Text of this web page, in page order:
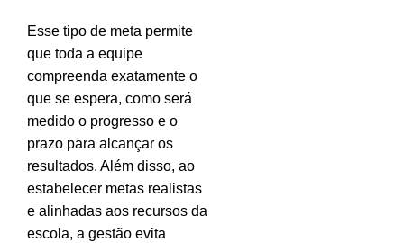
Esse tipo de meta permite
que toda a equipe
compreenda exatamente o
que se espera, como será
medido o progresso e o
prazo para alcançar os
resultados. Além disso, ao
estabelecer metas realistas
e alinhadas aos recursos da
escola, a gestão evita